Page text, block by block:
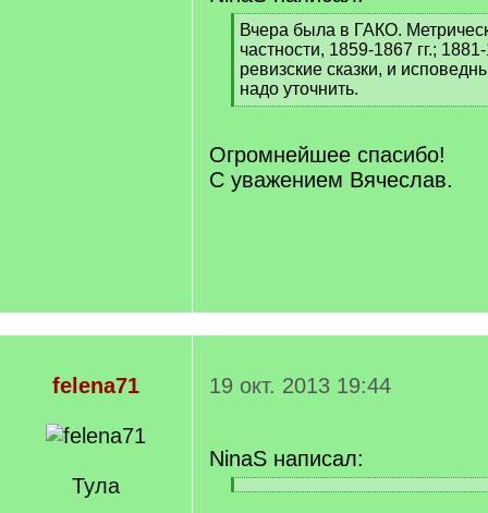
[
q
]
Вчера была в ГАКО.
частности, 1859-1867 гг.;
ревизские сказки, и
надо уточнить.
[
q
]
Огромнейшее спасибо!
С уважением Вячеслав.
felena71
Тула
19 окт. 2013 19:44
NinaS написал:
[[